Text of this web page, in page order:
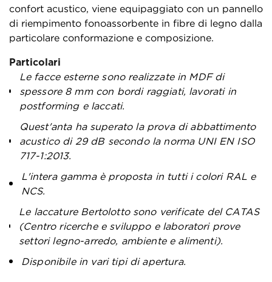
confort acustico, viene equipaggiato con un pannello
di riempimento fonoassorbente in fibre di legno dalla
particolare conformazione e composizione.
Particolari
Le facce esterne sono realizzate in MDF di
spessore 8 mm con bordi raggiati, lavorati in
postforming e laccati.
Quest'anta ha superato la prova di abbattimento
acustico di 29 dB secondo la norma UNI EN ISO
717-1:2013.
L'intera gamma è proposta in tutti i colori RAL e
NCS.
Le laccature Bertolotto sono verificate del CATAS
(Centro ricerche e sviluppo e laboratori prove
settori legno-arredo, ambiente e alimenti).
Disponibile in vari tipi di apertura.